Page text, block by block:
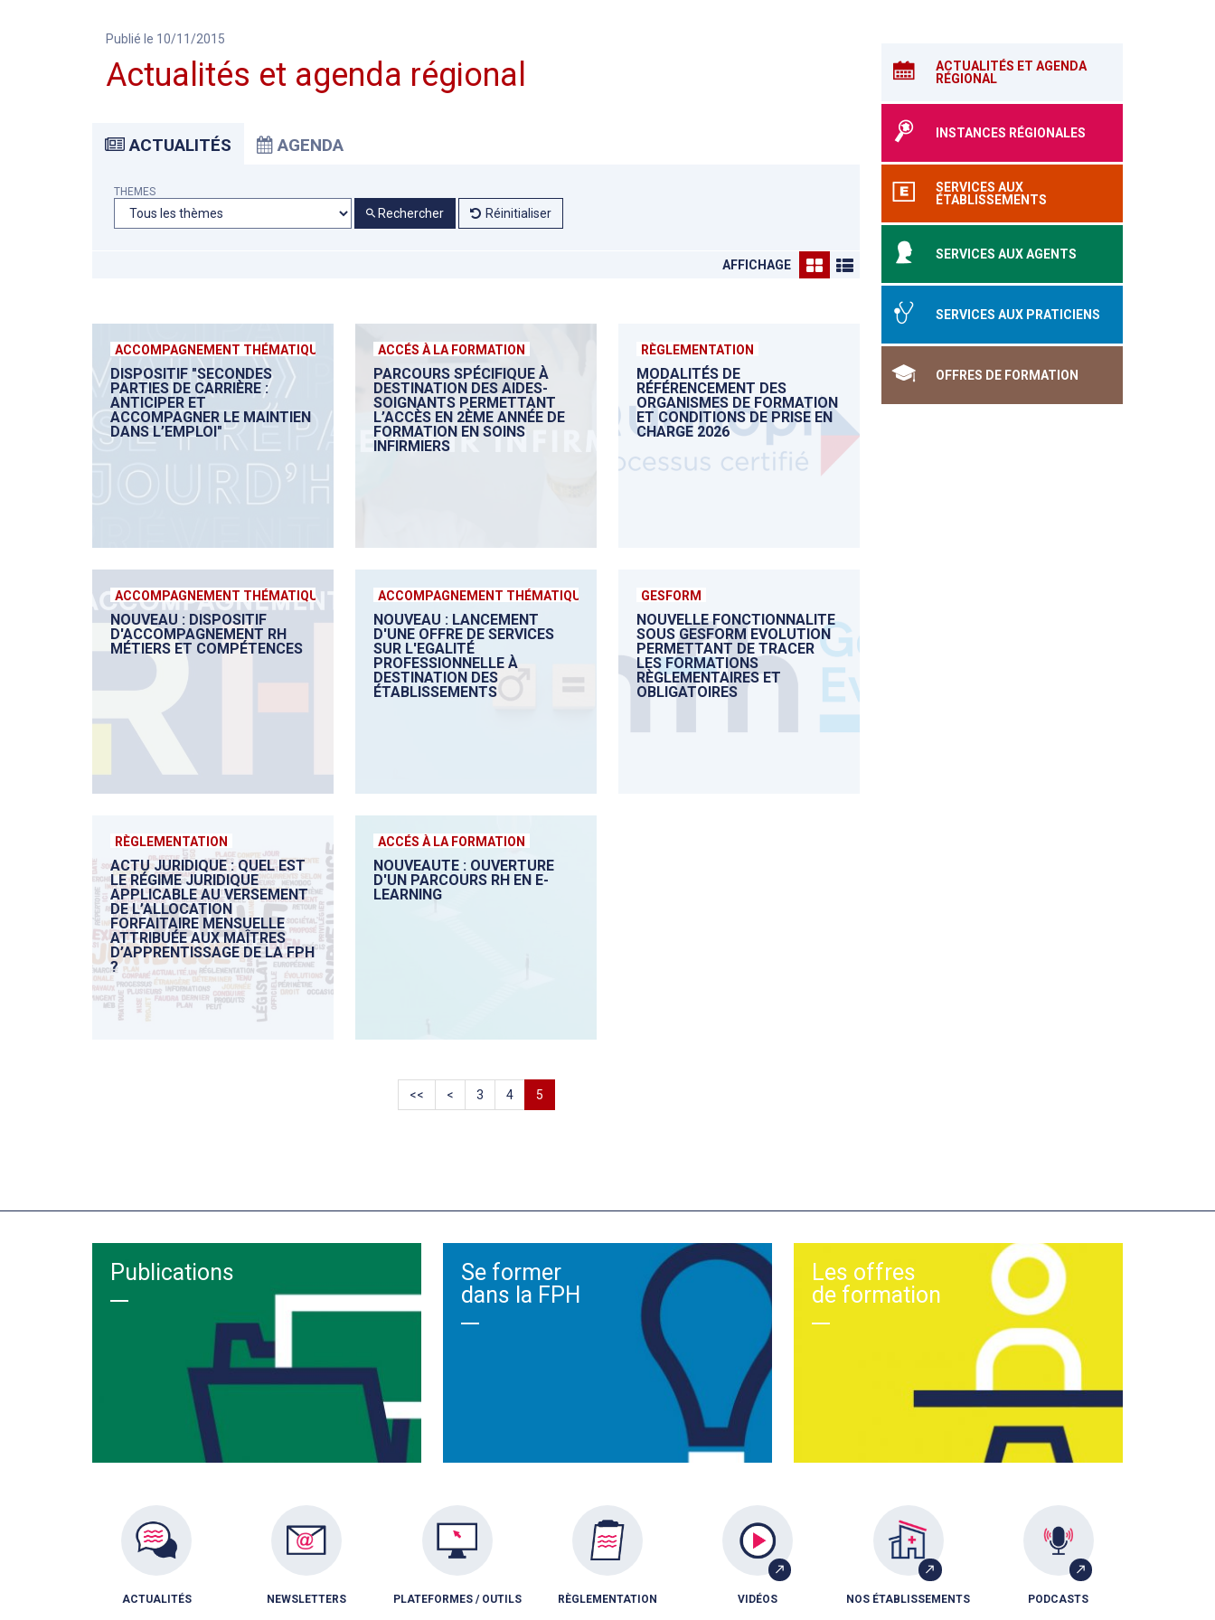
ACTUALITÉS ET AGENDA
RÉGIONAL
INSTANCES RÉGIONALES
SERVICES AUX
ÉTABLISSEMENTS
SERVICES AUX AGENTS
SERVICES AUX PRATICIENS
OFFRES DE FORMATION
Publié le 10/11/2015
Actualités et agenda régional
ACTUALITÉS AGENDA
THEMES
Rechercher Réinitialiser
AFFICHAGE
ACCOMPAGNEMENT THÉMATIQUE
DISPOSITIF "SECONDES
PARTIES DE CARRIÈRE :
ANTICIPER ET
ACCOMPAGNER LE MAINTIEN
DANS L’EMPLOI"
ACCÉS À LA FORMATION
PARCOURS SPÉCIFIQUE À
DESTINATION DES AIDES-
SOIGNANTS PERMETTANT
L’ACCÈS EN 2ÈME ANNÉE DE
FORMATION EN SOINS
INFIRMIERS
RÈGLEMENTATION
MODALITÉS DE
RÉFÉRENCEMENT DES
ORGANISMES DE FORMATION
ET CONDITIONS DE PRISE EN
CHARGE 2026
ACCOMPAGNEMENT THÉMATIQUE
NOUVEAU : DISPOSITIF
D'ACCOMPAGNEMENT RH
MÉTIERS ET COMPÉTENCES
ACCOMPAGNEMENT THÉMATIQUE
NOUVEAU : LANCEMENT
D'UNE OFFRE DE SERVICES
SUR L'EGALITÉ
PROFESSIONNELLE À
DESTINATION DES
ÉTABLISSEMENTS
GESFORM
NOUVELLE FONCTIONNALITE
SOUS GESFORM EVOLUTION
PERMETTANT DE TRACER
LES FORMATIONS
RÈGLEMENTAIRES ET
OBLIGATOIRES
RÈGLEMENTATION
ACTU JURIDIQUE : QUEL EST
LE RÉGIME JURIDIQUE
APPLICABLE AU VERSEMENT
DE L’ALLOCATION
FORFAITAIRE MENSUELLE
ATTRIBUÉE AUX MAÎTRES
D’APPRENTISSAGE DE LA FPH
?
ACCÉS À LA FORMATION
NOUVEAUTE : OUVERTURE
D'UN PARCOURS RH EN E-
LEARNING
<< < 3 4 5
Publications
Se former
dans la FPH
Les offres
de formation
ACTUALITÉS NEWSLETTERS PLATEFORMES / OUTILS RÈGLEMENTATION VIDÉOS NOS ÉTABLISSEMENTS PODCASTS